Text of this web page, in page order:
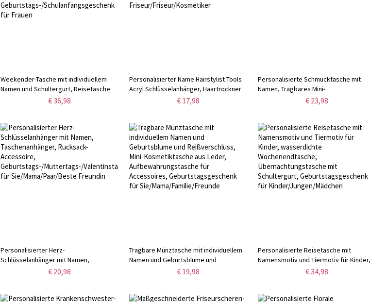
Weekender-Tasche mit individuellem
Namen und Schultergurt, Reisetasche
mit Glitzer-Initiale, Wasserdichte Reise-
für Frauen
€ 36,98
Personalisierter Name Hairstylist Tools
Acryl Schlüsselanhänger, Haartrockner
Schere Kämme Charm
Friseur/Friseur/Kosmetiker
€ 17,98
Personalisierte Schmucktasche mit
Namen, Tragbares Mini-
Reiseschmucketui aus Leder,
€ 23,98
Personalisierter Herz-
Schlüsselanhänger mit Namen,
Taschenanhänger, Rucksack-Accessoire,
€ 20,98
Tragbare Münztasche mit individuellem
Namen und Geburtsblume und
Reißverschluss, Mini-Kosmetiktasche
Sie/Mama/Familie/Freunde
€ 19,98
Personalisierte Reisetasche mit
Namensmotiv und Tiermotiv für Kinder,
wasserdichte Wochenendtasche,
Kinder/Jungen/Mädchen
€ 34,98